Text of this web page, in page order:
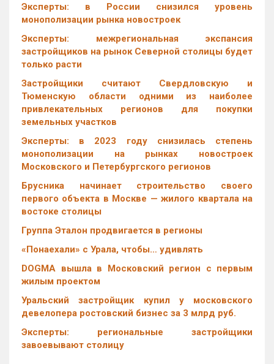
Эксперты: в России снизился уровень
монополизации рынка новостроек
Эксперты: межрегиональная экспансия
застройщиков на рынок Северной столицы будет
только расти
Застройщики считают Свердловскую и
Тюменскую области одними из наиболее
привлекательных регионов для покупки
земельных участков
Эксперты: в 2023 году снизилась степень
монополизации на рынках новостроек
Московского и Петербургского регионов
Брусника начинает строительство своего
первого объекта в Москве — жилого квартала на
востоке столицы
Группа Эталон продвигается в регионы
«Понаехали» с Урала, чтобы… удивлять
DOGMA вышла в Московский регион с первым
жилым проектом
Уральский застройщик купил у московского
девелопера ростовский бизнес за 3 млрд руб.
Эксперты: региональные застройщики
завоевывают столицу